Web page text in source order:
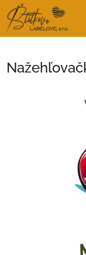
Prejsť
na
obsah